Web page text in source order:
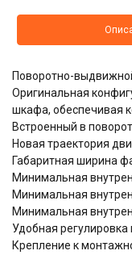
Поворотно-
Оригинальная
шкафа, обеспечивая
Встроенный в
Новая траектория
Габаритная ширина
Минимальная
Минимальная
Минимальная
Удобная
Крепление к